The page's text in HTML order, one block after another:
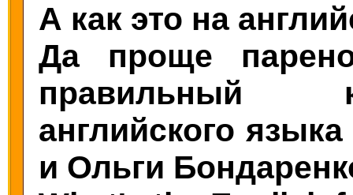
А как это на
Да проще
правильный
английского
и Ольги